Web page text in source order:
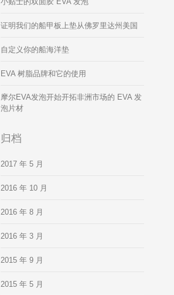
证明我们的船甲板上垫从佛罗里达州美国
自定义你的船海洋垫
EVA 树脂品牌和它的使用
摩尔EVA发泡开始开拓非洲市场的 EVA 发
泡片材
归档
2017 年 5 月
2016 年 10 月
2016 年 8 月
2016 年 3 月
2015 年 9 月
2015 年 5 月